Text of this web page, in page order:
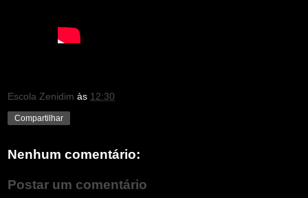
Escola Zenidim às 12:30
Compartilhar
Nenhum comentário:
Postar um comentário